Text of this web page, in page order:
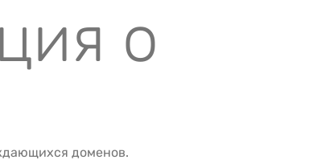
о
доменов.